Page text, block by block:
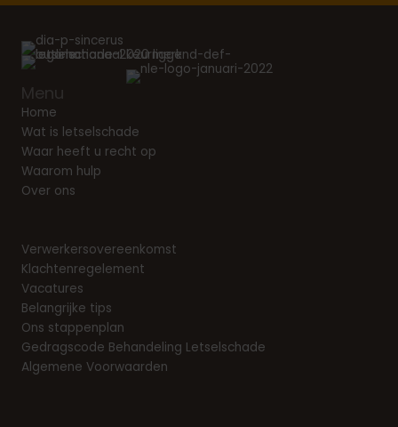
Menu
Home
Wat is letselschade
Waar heeft u recht op
Waarom hulp
Over ons
Verwerkersovereenkomst
Klachtenregelement
Vacatures
Belangrijke tips
Ons stappenplan
Gedragscode Behandeling Letselschade
Algemene Voorwaarden